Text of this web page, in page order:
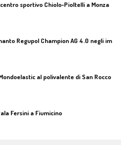
sportivo Chiolo-Pioltelli a Monza
Fersini a Fiumicino